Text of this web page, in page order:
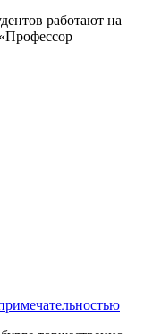
работают на